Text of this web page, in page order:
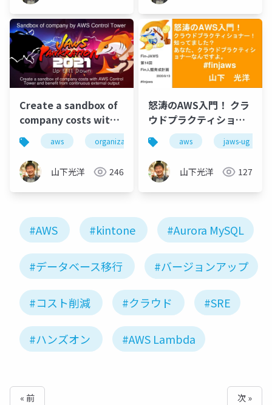
Create a sandbox of
company costs with
AWS Control Tower
and benefit from
continuous external
output
aws organizations jaws-ug
山下光洋 246
怒涛のAWS入門！ クラ
ウドプラクティショナ
ー！ 知ってました？ あ
なた、クラウドプラク
ティショナーなんです
よ。
aws jaws-ug
山下光洋 127
#AWS #kintone #Aurora MySQL
#データベース移行 #バージョンアップ
#コスト削減 #クラウド #SRE
#ハンズオン #AWS Lambda
« 前 次 »